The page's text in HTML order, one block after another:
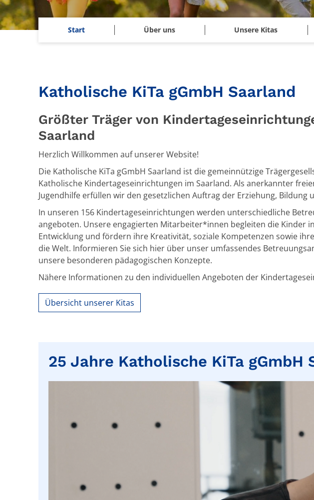
Start Über uns Unsere Kitas
Katholische KiTa gGmbH Saarland
Größter Träger von
Saarland
Herzlich Willkommen auf unserer Website!
Die Katholische KiTa gGmbH Saarland ist die gemeinnützige
Katholische Kindertageseinrichtungen im Saarland. Als anerkannter
Jugendhilfe erfüllen wir den gesetzlichen Auftrag der Erziehung, Bildung
In unseren 156 Kindertageseinrichtungen werden unterschiedliche
angeboten. Unsere engagierten Mitarbeiter*innen begleiten die Kinder
Entwicklung und fördern ihre Kreativität, soziale Kompetenzen sowie
die Welt. Informieren Sie sich hier über unser umfassendes
unsere besonderen pädagogischen Konzepte.
Nähere Informationen zu den individuellen Angeboten der
Übersicht unserer Kitas
25 Jahre Katholische KiTa gGmbH